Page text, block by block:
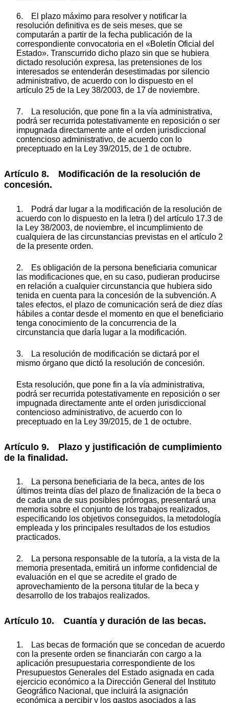
6. El plazo máximo para resolver y notificar la
resolución definitiva es de seis meses, que se
computarán a partir de la fecha publicación de la
correspondiente convocatoria en el «Boletín Oficial del
Estado». Transcurrido dicho plazo sin que se hubiera
dictado resolución expresa, las pretensiones de los
interesados se entenderán desestimadas por silencio
administrativo, de acuerdo con lo dispuesto en el
artículo 25 de la Ley 38/2003, de 17 de noviembre.
7. La resolución, que pone fin a la vía administrativa,
podrá ser recurrida potestativamente en reposición o ser
impugnada directamente ante el orden jurisdiccional
contencioso administrativo, de acuerdo con lo
preceptuado en la Ley 39/2015, de 1 de octubre.
Artículo 8. Modificación de la resolución de
concesión.
1. Podrá dar lugar a la modificación de la resolución de
acuerdo con lo dispuesto en la letra I) del artículo 17.3 de
la Ley 38/2003, de noviembre, el incumplimiento de
cualquiera de las circunstancias previstas en el artículo 2
de la presente orden.
2. Es obligación de la persona beneficiaria comunicar
las modificaciones que, en su caso, pudieran producirse
en relación a cualquier circunstancia que hubiera sido
tenida en cuenta para la concesión de la subvención. A
tales efectos, el plazo de comunicación será de diez días
hábiles a contar desde el momento en que el beneficiario
tenga conocimiento de la concurrencia de la
circunstancia que daría lugar a la modificación.
3. La resolución de modificación se dictará por el
mismo órgano que dictó la resolución de concesión.
Esta resolución, que pone fin a la vía administrativa,
podrá ser recurrida potestativamente en reposición o ser
impugnada directamente ante el orden jurisdiccional
contencioso administrativo, de acuerdo con lo
preceptuado en la Ley 39/2015, de 1 de octubre.
Artículo 9. Plazo y justificación de cumplimiento
de la finalidad.
1. La persona beneficiaria de la beca, antes de los
últimos treinta días del plazo de finalización de la beca o
de cada una de sus posibles prórrogas, presentará una
memoria sobre el conjunto de los trabajos realizados,
especificando los objetivos conseguidos, la metodología
empleada y los principales resultados de los estudios
practicados.
2. La persona responsable de la tutoría, a la vista de la
memoria presentada, emitirá un informe confidencial de
evaluación en el que se acredite el grado de
aprovechamiento de la persona titular de la beca y
desarrollo de los trabajos realizados.
Artículo 10. Cuantía y duración de las becas.
1. Las becas de formación que se concedan de acuerdo
con la presente orden se financiarán con cargo a la
aplicación presupuestaria correspondiente de los
Presupuestos Generales del Estado asignada en cada
ejercicio económico a la Dirección General del Instituto
Geográfico Nacional, que incluirá la asignación
económica a percibir y los gastos asociados a las